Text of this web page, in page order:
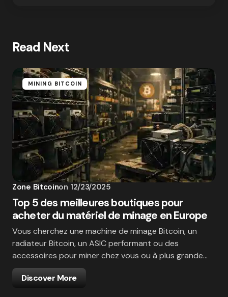
Read Next
MINING BITCOIN
Zone Bitcoinon 12/23/2025
Top 5 des meilleures boutiques pour
acheter du matériel de minage en Europe
Vous cherchez une machine de minage Bitcoin, un
radiateur Bitcoin, un ASIC performant ou des
accessoires pour miner chez vous ou à plus grande…
Discover More